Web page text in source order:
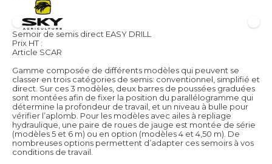
Semoir de semis direct EASY DRILL
Prix HT :
Article SCAR
Gamme composée de différents modèles qui peuvent se
classer en trois catégories de semis: conventionnel, simplifié et
direct. Sur ces 3 modèles, deux barres de poussées graduées
sont montées afin de fixer la position du parallélogramme qui
détermine la profondeur de travail, et un niveau à bulle pour
vérifier l’aplomb. Pour les modèles avec ailes à repliage
hydraulique, une paire de roues de jauge est montée de série
(modèles 5 et 6 m) ou en option (modèles 4 et 4,50 m). De
nombreuses options permettent d’adapter ces semoirs à vos
conditions de travail.